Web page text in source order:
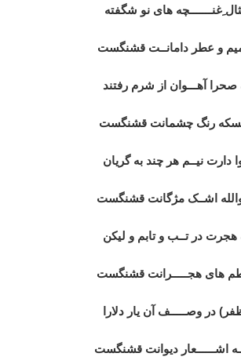
ِغنـــــــچه های نو شگفته
و عطر دامانــت قشنگست
صحرا آهـــوان از شرم رفتند
رنگ چشمانت قشنگست
دارت نیــم هر چند به گریان
اشــک مژگانت قشنگست
هجرت در تــب و تابم و لیکن
های هجـــــرانت قشنگست
در وصـــــف آن یار دلارا
اشــــــعار دیوانت قشنگست